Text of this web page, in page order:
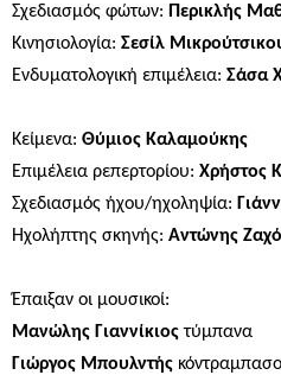
Σχεδιασμός φώτων: Περικλής
Κινησιολογία: Σεσίλ
Ενδυματολογική επιμέλεια: Σάσα
Κείμενα: Θύμιος Καλαμούκης
Επιμέλεια ρεπερτορίου: Χρήστος
Σχεδιασμός ήχου/ηχοληψία:
Ηχολήπτης σκηνής: Αντώνης
Έπαιξαν οι μουσικοί:
Μανώλης Γιαννίκιοςτύμπανα
Γιώργος Μπουλντής κόντραμπασο